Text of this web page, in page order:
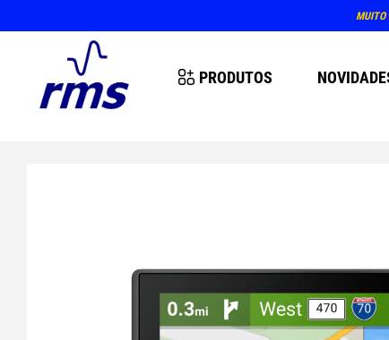
MUITO
PRODUTOS